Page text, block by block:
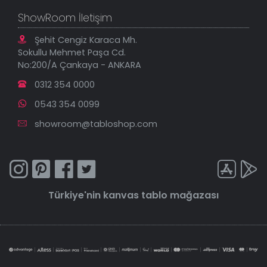
ShowRoom İletişim
Şehit Cengiz Karaca Mh.
Sokullu Mehmet Paşa Cd.
No:200/A Çankaya - ANKARA
0312 354 0000
0543 354 0099
showroom@tabloshop.com
Türkiye'nin kanvas tablo mağazası